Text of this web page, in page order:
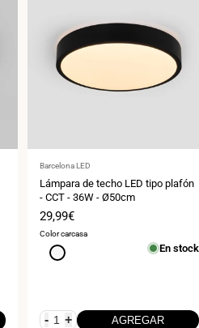
Proveedor:
Barcelona LED
Lámpara de techo LED tipo plafón
- CCT - 36W - Ø50cm
Precio
de
venta
29,99€
Color carcasa
Blanco En stock
- + AGREGAR